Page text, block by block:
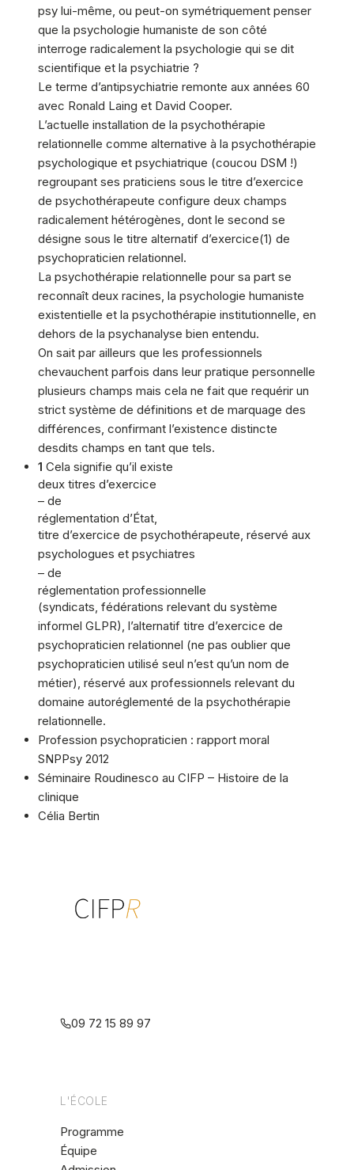
psy lui-même, ou peut-on symétriquement penser
que la psychologie humaniste de son côté
interroge radicalement la psychologie qui se dit
scientifique et la psychiatrie ?
Le terme d’antipsychiatrie remonte aux années 60
avec Ronald Laing et David Cooper.
L’actuelle installation de la psychothérapie
relationnelle comme alternative à la psychothérapie
psychologique et psychiatrique (coucou DSM !)
regroupant ses praticiens sous le titre d’exercice
de psychothérapeute configure deux champs
radicalement hétérogènes, dont le second se
désigne sous le titre alternatif d’exercice(1) de
psychopraticien relationnel.
La psychothérapie relationnelle pour sa part se
reconnaît deux racines, la psychologie humaniste
existentielle et la psychothérapie institutionnelle, en
dehors de la psychanalyse bien entendu.
On sait par ailleurs que les professionnels
chevauchent parfois dans leur pratique personnelle
plusieurs champs mais cela ne fait que requérir un
strict système de définitions et de marquage des
différences, confirmant l’existence distincte
desdits champs en tant que tels.
1 Cela signifie qu’il existe
deux titres d’exercice
– de
réglementation d’État,
titre d’exercice de psychothérapeute, réservé aux
psychologues et psychiatres
– de
réglementation professionnelle
(syndicats, fédérations relevant du système
informel GLPR), l’alternatif titre d’exercice de
psychopraticien relationnel (ne pas oublier que
psychopraticien utilisé seul n’est qu’un nom de
métier), réservé aux professionnels relevant du
domaine autoréglementé de la psychothérapie
relationnelle.
Profession psychopraticien : rapport moral
SNPPsy 2012
Séminaire Roudinesco au CIFP – Histoire de la
clinique
Célia Bertin
09 72 15 89 97
L'ÉCOLE
Programme
Équipe